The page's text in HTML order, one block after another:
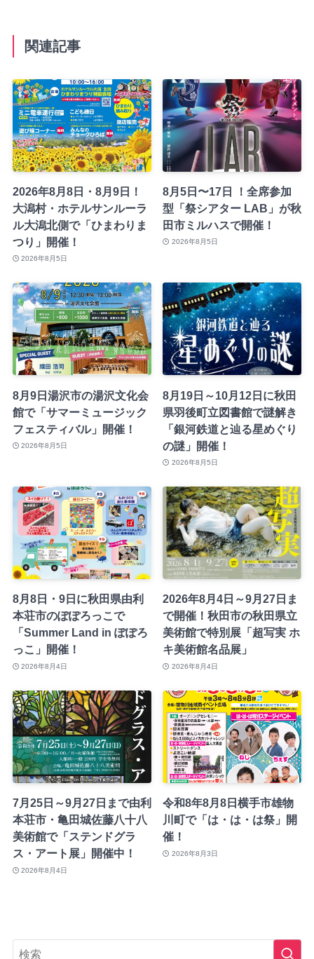
関連記事
2026年8月8日・8月9日！
大潟村・ホテルサンルーラ
ル大潟北側で「ひまわりま
つり」開催！
2026年8月5日
8月5日〜17日 ！全席参加
型「祭シアター LAB」が秋
田市ミルハスで開催！
2026年8月5日
8月9日湯沢市の湯沢文化会
館で「サマーミュージック
フェスティバル」開催！
2026年8月5日
8月19日～10月12日に秋田
県羽後町立図書館で謎解き
「銀河鉄道と辿る星めぐり
の謎」開催！
2026年8月5日
8月8日・9日に秋田県由利
本荘市のぽぽろっこで
「Summer Land in ぽぽろ
っこ」開催！
2026年8月4日
2026年8月4日～9月27日ま
で開催！秋田市の秋田県立
美術館で特別展「超写実 ホ
キ美術館名品展」
2026年8月4日
7月25日～9月27日まで由利
本荘市・亀田城佐藤八十八
美術館で「ステンドグラ
ス・アート展」開催中！
2026年8月4日
令和8年8月8日横手市雄物
川町で「は・は・は祭」開
催！
2026年8月3日